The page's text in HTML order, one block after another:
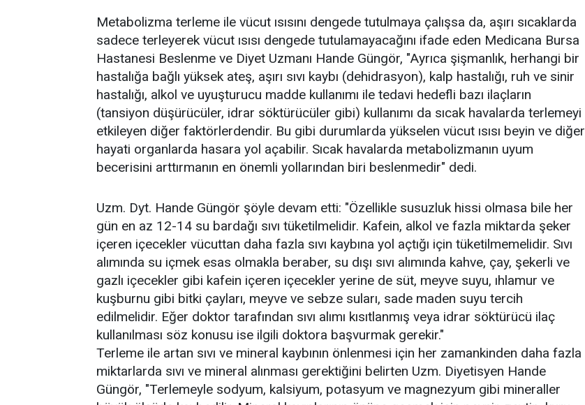
Metabolizma terleme ile vücut ısısını dengede tutulmaya çalışsa da, aşırı sıcaklarda
sadece terleyerek vücut ısısı dengede tutulamayacağını ifade eden Medicana Bursa
Hastanesi Beslenme ve Diyet Uzmanı Hande Güngör, "Ayrıca şişmanlık, herhangi bir
hastalığa bağlı yüksek ateş, aşırı sıvı kaybı (dehidrasyon), kalp hastalığı, ruh ve sinir
hastalığı, alkol ve uyuşturucu madde kullanımı ile tedavi hedefli bazı ilaçların
(tansiyon düşürücüler, idrar söktürücüler gibi) kullanımı da sıcak havalarda terlemeyi
etkileyen diğer faktörlerdendir. Bu gibi durumlarda yükselen vücut ısısı beyin ve diğer
hayati organlarda hasara yol açabilir. Sıcak havalarda metabolizmanın uyum
becerisini arttırmanın en önemli yollarından biri beslenmedir" dedi.
Uzm. Dyt. Hande Güngör şöyle devam etti: "Özellikle susuzluk hissi olmasa bile her
gün en az 12-14 su bardağı sıvı tüketilmelidir. Kafein, alkol ve fazla miktarda şeker
içeren içecekler vücuttan daha fazla sıvı kaybına yol açtığı için tüketilmemelidir. Sıvı
alımında su içmek esas olmakla beraber, su dışı sıvı alımında kahve, çay, şekerli ve
gazlı içecekler gibi kafein içeren içecekler yerine de süt, meyve suyu, ıhlamur ve
kuşburnu gibi bitki çayları, meyve ve sebze suları, sade maden suyu tercih
edilmelidir. Eğer doktor tarafından sıvı alımı kısıtlanmış veya idrar söktürücü ilaç
kullanılması söz konusu ise ilgili doktora başvurmak gerekir."
Terleme ile artan sıvı ve mineral kaybının önlenmesi için her zamankinden daha fazla
miktarlarda sıvı ve mineral alınması gerektiğini belirten Uzm. Diyetisyen Hande
Güngör, "Terlemeyle sodyum, kalsiyum, potasyum ve magnezyum gibi mineraller